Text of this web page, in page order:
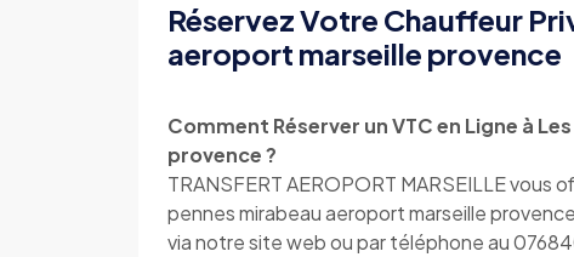
Réservez Votre Chauffeur
aeroport marseille provence
Comment Réserver un VTC en Ligne à
provence ?
TRANSFERT AEROPORT MARSEILLE vous
pennes mirabeau aeroport marseille
via notre site web ou par téléphone au